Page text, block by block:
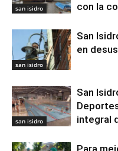
san isidro
con la
san isidro
San
en
san isidro
San
integral
Para